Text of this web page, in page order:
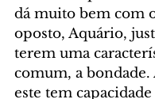
dá muito bem com
oposto, Aquário,
terem uma
comum, a
este tem